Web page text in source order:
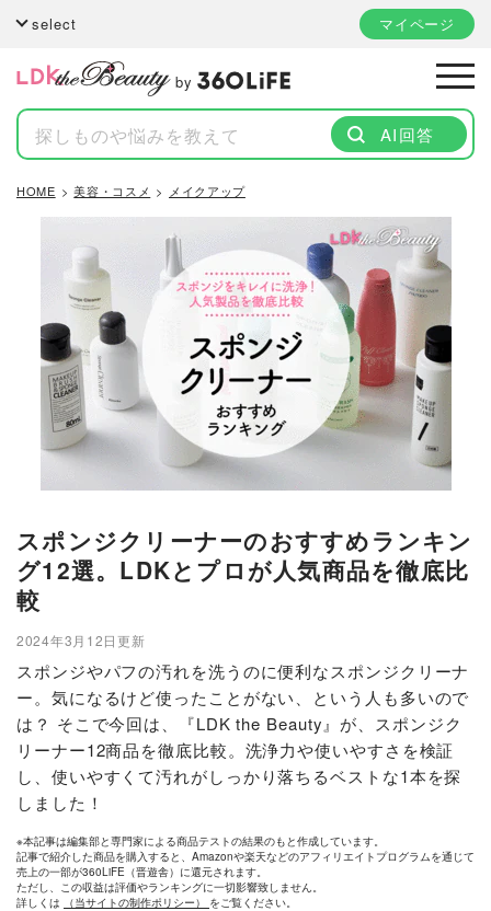
select マイページ
by
AI回答
HOME 美容・コスメ メイクアップ
スポンジクリーナーのおすすめランキン
グ12選。LDKとプロが人気商品を徹底比
較
2024年3月12日更新
スポンジやパフの汚れを洗うのに便利なスポンジクリーナ
ー。気になるけど使ったことがない、という人も多いので
は？ そこで今回は、『LDK the Beauty』が、スポンジク
リーナー12商品を徹底比較。洗浄力や使いやすさを検証
し、使いやすくて汚れがしっかり落ちるベストな1本を探
しました！
※本記事は編集部と専門家による商品テストの結果のもと作成しています。
記事で紹介した商品を購入すると、Amazonや楽天などのアフィリエイトプログラムを通じて
売上の一部が360LiFE（晋遊舎）に還元されます。
ただし、この収益は評価やランキングに一切影響致しません。
詳しくは
（当サイトの制作ポリシー） をご覧ください。